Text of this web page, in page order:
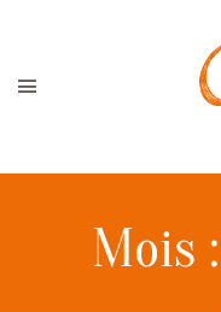
Mois :